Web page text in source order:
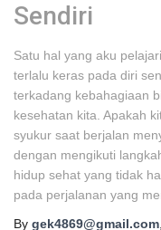
Sendiri
Satu hal yang aku
terlalu keras pada diri
terkadang kebahagiaan
kesehatan kita. Apakah
syukur saat berjalan
dengan mengikuti
hidup sehat yang tidak
pada perjalanan yang
By gek4869@gmail.com